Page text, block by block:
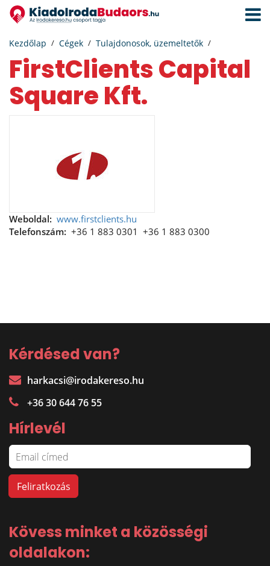
Kezdőlap Cégek Tulajdonosok, üzemeltetők
FirstClients Capital
Square Kft.
Weboldal: www.firstclients.hu
Telefonszám: +36 1 883 0301 +36 1 883 0300
Kérdésed van?
harkacsi@irodakereso.hu
+36 30 644 76 55
Hírlevél
Kövess minket a közösségi
oldalakon: